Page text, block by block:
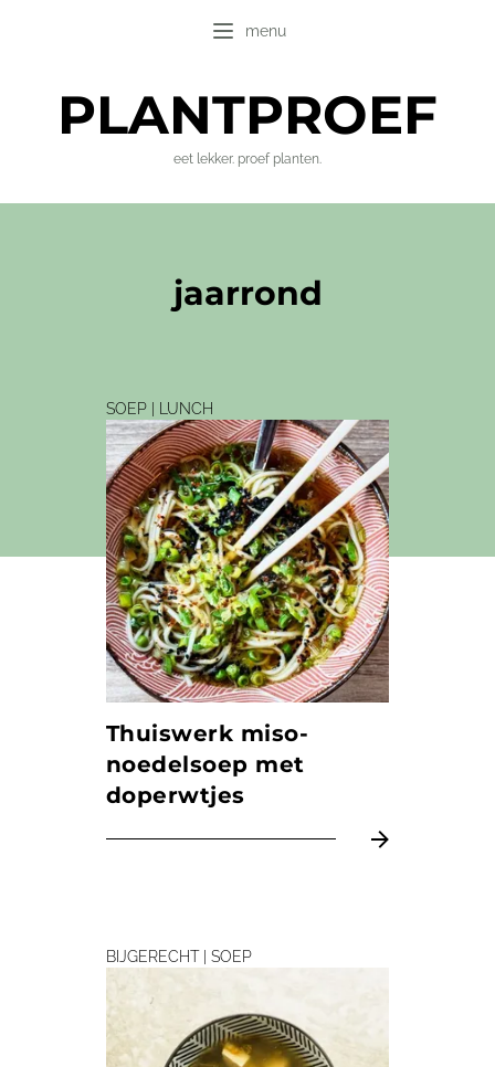
menu
PLANTPROEF
eet lekker. proef planten.
jaarrond
SOEP | LUNCH
Thuiswerk miso-
noedelsoep met
doperwtjes
BIJGERECHT | SOEP